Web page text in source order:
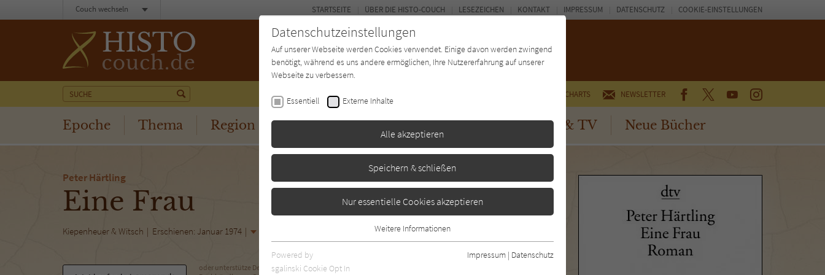
CHARTS NEWSLETTER FACEBOOKTWITTERYOUTUBEINSTAGRAM
Epoche Thema Region Buchtyp Autor*in Magazin Kino & TV Neue Bücher
STARTSEITE ÜBER DIE HISTO-COUCH LESEZEICHEN KONTAKT IMPRESSUM DATENSCHUTZ COOKIE-EINSTELLUNGEN
Couch wechseln
Peter Härtling
Eine Frau
Kiepenheuer & Witsch Erschienen: Januar 1974
oder unterstütze Deinen
Datenschutzeinstellungen
Auf unserer Webseite werden Cookies verwendet. Einige davon werden zwingend
benötigt, während es uns andere ermöglichen, Ihre Nutzererfahrung auf unserer
Webseite zu verbessern.
Essentiell Externe Inhalte
Alle akzeptieren
Speichern & schließen
Nur essentielle Cookies akzeptieren
Essentielle Cookies werden für grundlegende Funktionen der Webseite
benötigt. Dadurch ist gewährleistet, dass die Webseite einwandfrei
Weitere Informationen
Powered by
sgalinski Cookie Opt In
Impressum | Datenschutz